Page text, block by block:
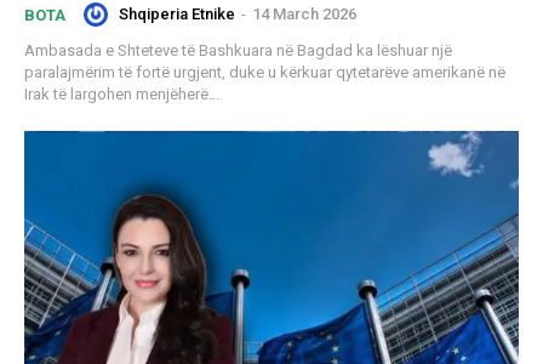
BOTA Shqiperia Etnike - 14 March 2026
Ambasada e Shteteve të Bashkuara në Bagdad ka lëshuar një
paralajmërim të fortë urgjent, duke u kërkuar qytetarëve amerikanë në
Irak të largohen menjëherë...